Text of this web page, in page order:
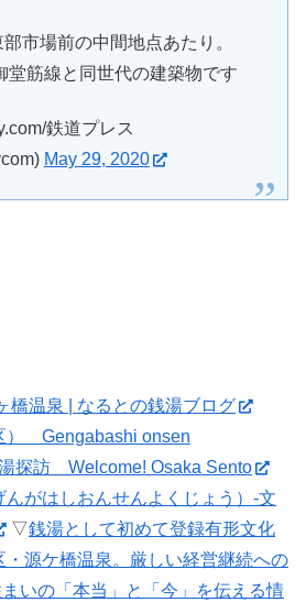
市場前の中間地点あたり。
筋線と同世代の建築物です
鉄道プレス
May 29, 2020
橋温泉 | なるとの銭湯ブログ
） Gengabashi onsen
湯探訪 Welcome! Osaka Sento
がはしおんせんよくじょう）-文
▽銭湯として初めて登録有形文化
・源ケ橋温泉。厳しい経営継続への
いの「本当」と「今」を伝える情